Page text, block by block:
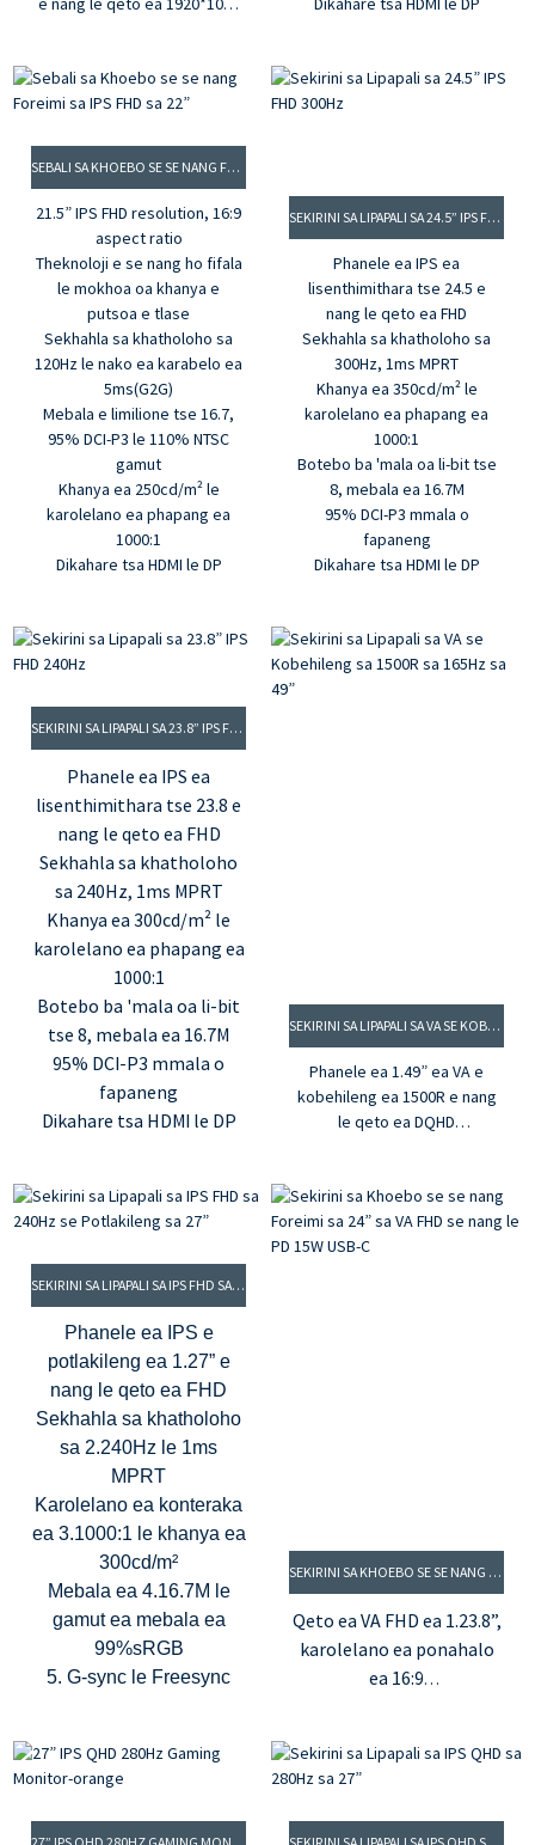
Karolelano ea phapang ea
3.3500:1, khanya ea 350cd/m²
5. G-sync le Freesync
SEBALI SA KHOEBO SE SE NANG FOREIMI SA IPS FHD SA 22”
21.5” IPS FHD resolution, 16:9
aspect ratio
Theknoloji e se nang ho fifala
le mokhoa oa khanya e
putsoa e tlase
Sekhahla sa khatholoho sa
120Hz le nako ea karabelo ea
5ms(G2G)
Mebala e limilione tse 16.7,
95% DCI-P3 le 110% NTSC
gamut
Khanya ea 250cd/m² le
karolelano ea phapang ea
1000:1
Dikahare tsa HDMI le DP
SEKIRINI SA LIPAPALI SA 24.5” IPS FHD 300HZ
Phanele ea IPS ea
lisenthimithara tse 24.5 e
nang le qeto ea FHD
Sekhahla sa khatholoho sa
300Hz, 1ms MPRT
Khanya ea 350cd/m² le
karolelano ea phapang ea
1000:1
Botebo ba 'mala oa li-bit tse
8, mebala ea 16.7M
95% DCI-P3 mmala o
fapaneng
Dikahare tsa HDMI le DP
SEKIRINI SA LIPAPALI SA 23.8” IPS FHD 240HZ
Phanele ea IPS ea
lisenthimithara tse 23.8 e
nang le qeto ea FHD
Sekhahla sa khatholoho
sa 240Hz, 1ms MPRT
Khanya ea 300cd/m² le
karolelano ea phapang ea
1000:1
Botebo ba 'mala oa li-bit
tse 8, mebala ea 16.7M
95% DCI-P3 mmala o
fapaneng
Dikahare tsa HDMI le DP
SEKIRINI SA LIPAPALI SA VA SE KOBEHILENG SA 1500R SA 165HZ SA 49”
Phanele ea 1.49” ea VA e
kobehileng ea 1500R e nang
le qeto ea DQHD
Theknoloji ea 3.G-sync le
FreeSync
Mebala ea 4.16.7M le gamut
SEKIRINI SA LIPAPALI SA IPS FHD SA 240HZ SE POTLAKILENG SA 27”
Phanele ea IPS e
potlakileng ea 1.27” e
nang le qeto ea FHD
Sekhahla sa khatholoho
sa 2.240Hz le 1ms
MPRT
Karolelano ea konteraka
ea 3.1000:1 le khanya ea
300cd/m²
Mebala ea 4.16.7M le
gamut ea mebala ea
99%sRGB
5. G-sync le Freesync
SEKIRINI SA KHOEBO SE SE NANG FOREIMI SA 24” SA VA FHD SE NANG LE PD 15W USB-C
Qeto ea VA FHD ea 1.23.8”,
karolelano ea ponahalo
ea 16:9
khanya e putsoa e tlase
sa 3.100Hz le nako ea